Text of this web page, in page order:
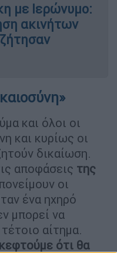
με Ιερώνυμο:
ακινήτων
και όλοι οι
και κυρίως οι
δικαίωση.
αποφάσεις της
οι
ένα ηχηρό
μπορεί να
αίτημα.
ότι θα